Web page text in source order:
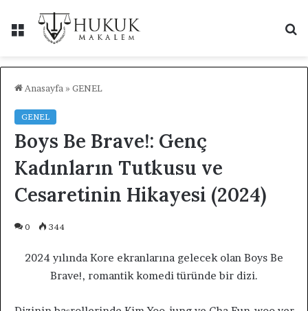
Menü
...
Anasayfa » GENEL
GENEL
Boys Be Brave!: Genç
Kadınların Tutkusu ve
Cesaretinin Hikayesi (2024)
0 344
2024 yılında Kore ekranlarına gelecek olan Boys Be
Brave!, romantik komedi türünde bir dizi.